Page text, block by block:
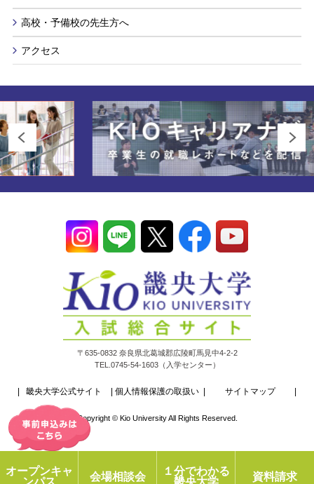
高校・予備校の先生方へ
アクセス
〒635-0832 奈良県北葛城郡広陵町馬見中4-2-2
TEL.0745-54-1603（入学センター）
畿央大学公式サイト 個人情報保護の取扱い サイトマップ
Copyright © Kio University All Rights Reserved.
オープンキャ
会場相談会
１分でわかる
資料請求